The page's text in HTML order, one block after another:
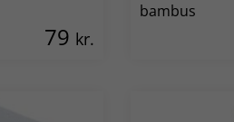
79 kr.
bambus